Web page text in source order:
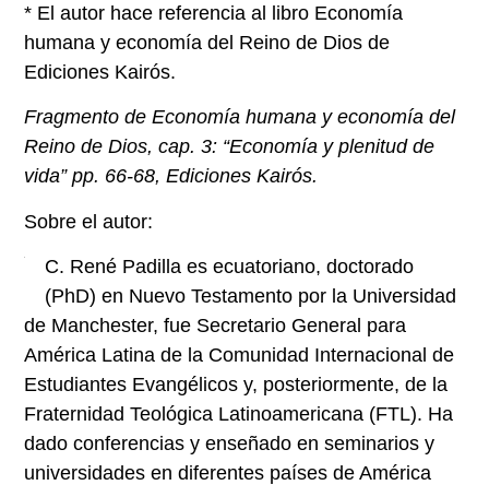
* El autor hace referencia al libro Economía
humana y economía del Reino de Dios de
Ediciones Kairós.
Fragmento de Economía humana y economía del
Reino de Dios, cap. 3: “Economía y plenitud de
vida” pp. 66-68, Ediciones Kairós.
Sobre el autor:
C. René Padilla es ecuatoriano, doctorado
(PhD) en Nuevo Testamento por la Universidad
de Manchester, fue Secretario General para
América Latina de la Comunidad Internacional de
Estudiantes Evangélicos y, posteriormente, de la
Fraternidad Teológica Latinoamericana (FTL). Ha
dado conferencias y enseñado en seminarios y
universidades en diferentes países de América